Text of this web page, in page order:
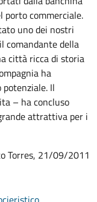
porto commerciale.
uno dei nostri
comandante della
città ricca di storia
ha
Il
– ha concluso
attrattiva per i
Torres, 21/09/2011